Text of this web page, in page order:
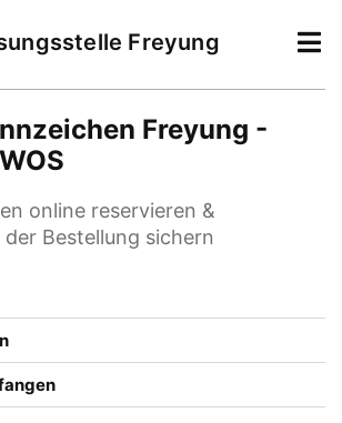
Freyung
Freyung -
online reservieren &
Bestellung sichern